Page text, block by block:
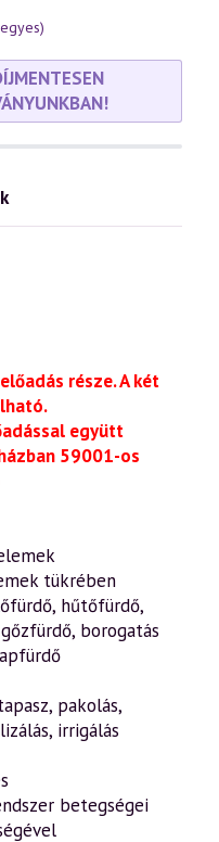
része. A két
együtt
59001-os
tükrében
hűtőfürdő,
borogatás
pakolás,
irrigálás
betegségei